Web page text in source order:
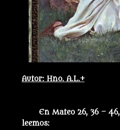
Autor: Hno. A.L.+
En Mateo 26, 36 – 46,
leemos: